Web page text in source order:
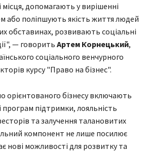
допомагають у вирішенні
або поліпшують якість життя людей
обставинах, розвивають соціальні
— говорить Артем Корнецький,
соціального венчурного
курсу "Право на бізнес".
орієнтованого бізнесу включають
програм підтримки, лояльність
та залучення талановитих
компонент не лише посилює
нові можливості для розвитку та